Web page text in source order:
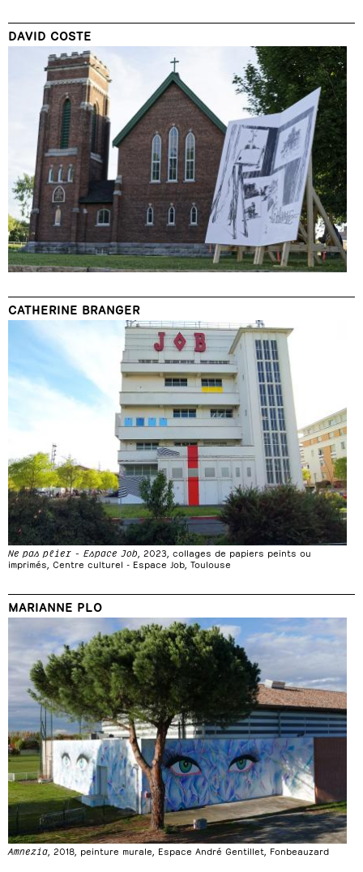
DAVID COSTE
CATHERINE BRANGER
Ne pas plier - Espace Job, 2023, collages de papiers peints ou
imprimés, Centre culturel - Espace Job, Toulouse
MARIANNE PLO
Amnezia, 2018, peinture murale, Espace André Gentillet, Fonbeauzard